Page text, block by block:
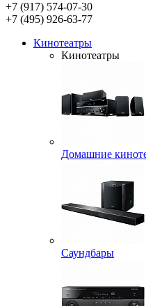
+7 (917) 574-07-30
+7 (495) 926-63-77
Кинотеатры
Кинотеатры
Домашние
Саундбары